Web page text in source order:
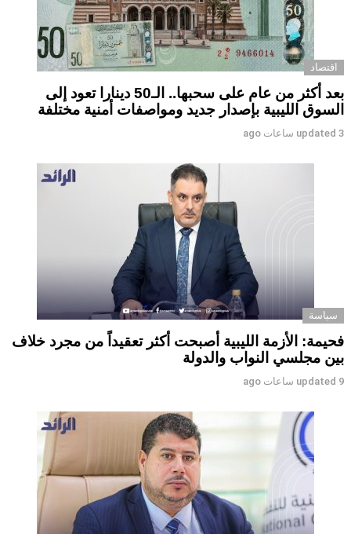
اقتصاد
بعد أكثر من عام على سحبها.. الـ50 دينارا تعود إلى
السوق الليبية بإصدار جديد ومواصفات أمنية مختلفة
updated 3 ساعات ago
سياسة
فحيمة: الأزمة الليبية أصبحت أكثر تعقيداً من مجرد خلاف
بين مجلسي النواب والدولة
updated 9 ساعات ago